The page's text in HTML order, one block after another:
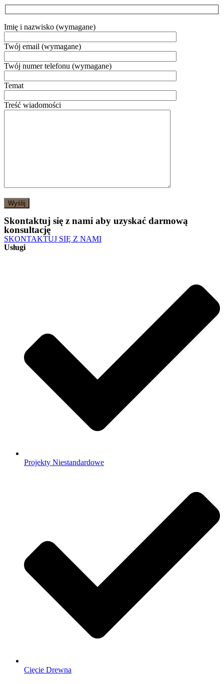
Imię i nazwisko (wymagane)
Twój email (wymagane)
Twój numer telefonu (wymagane)
Temat
Treść wiadomości
Skontaktuj się z nami aby uzyskać darmową
konsultację
SKONTAKTUJ SIĘ Z NAMI
Usługi
Projekty Niestandardowe
Cięcie Drewna